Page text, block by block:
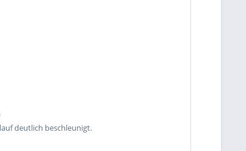
deutlich beschleunigt.